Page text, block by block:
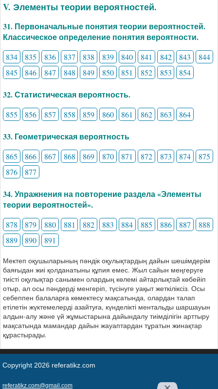
V. Элементы теории вероятностей.
31. Первоначальные понятия теории вероятностей.
Классическое определение понятия вероятности.
834 835 836 837 838 839 840 841 842 843
844
845
846 847 848 849 850 851 852 853 854
32. Статистическая вероятность.
855 856 857 858 859 860 861 862 863 864
33. Геометрическая вероятность
865 866 867 868 869 870 871 872 873 874
875
876
877
34. Упражнения на повторение раздела «Элементы
теории вероятностей».
878 879 880 881 882 883 884 885 886 887
888
889
890 891
Мектеп оқушыларының пәндік оқулықтардың дайын шешімдерім
баяғыдан жиі қолданатыны құпия емес. Жыл сайын меңгеруге
тиісті оқулықтар санымен олардың көлемі айтарлықтай көбейіп
отыр, ал осы пәндерді менгеріп, түсінуге уақыт жеткіліксіз. Осы
себеппен балаларға көмектесу мақсатында, олардан талап
етілетін жүктемелерді азайтуға, күнделікті ментальды шаршауын
алдын-алу және үй жұмыстарына дайындалу тиімділігін арттыру
мақсатында мамандар дайын жауаптардан тұратын жинақтар
құрастырады.
Copyright 2026 referatikz.com
referatikz.com@gmail.com